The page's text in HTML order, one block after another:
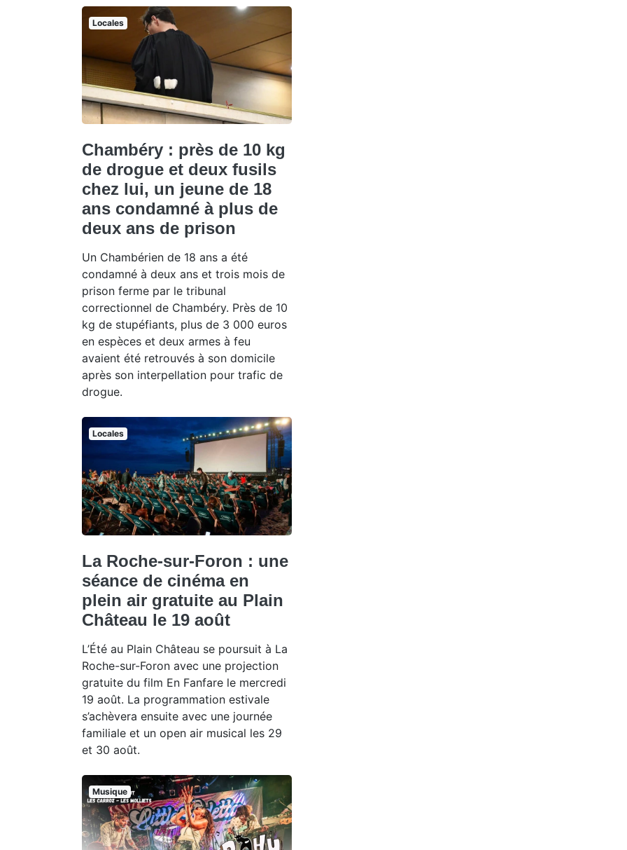
Locales
Chambéry : près de 10 kg
de drogue et deux fusils
chez lui, un jeune de 18
ans condamné à plus de
deux ans de prison
Un Chambérien de 18 ans a été
condamné à deux ans et trois mois de
prison ferme par le tribunal
correctionnel de Chambéry. Près de 10
kg de stupéfiants, plus de 3 000 euros
en espèces et deux armes à feu
avaient été retrouvés à son domicile
après son interpellation pour trafic de
drogue.
Locales
La Roche-sur-Foron : une
séance de cinéma en
plein air gratuite au Plain
Château le 19 août
L’Été au Plain Château se poursuit à La
Roche-sur-Foron avec une projection
gratuite du film En Fanfare le mercredi
19 août. La programmation estivale
s’achèvera ensuite avec une journée
familiale et un open air musical les 29
et 30 août.
Musique